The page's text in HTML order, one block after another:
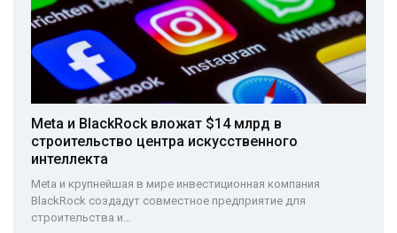
Meta и BlackRock вложат $14 млрд в
строительство центра искусственного
интеллекта
Meta и крупнейшая в мире инвестиционная компания
BlackRock создадут совместное предприятие для
строительства и…